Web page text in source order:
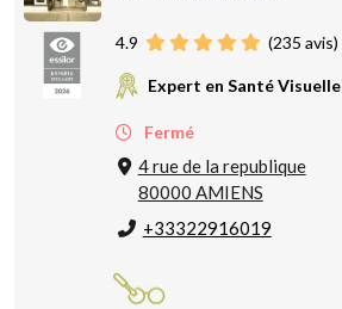
4.9 (235 avis)
Expert en Santé Visuelle
Fermé
4 rue de la republique
80000 AMIENS
+33322916019